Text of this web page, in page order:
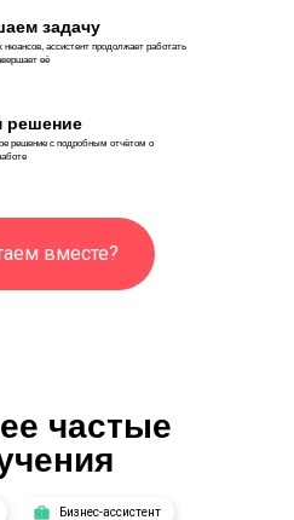
задачу
нюансов, ассистент продолжает работать
её
решение
решение с подробным отчётом о
вместе?
Бизнес-ассистент
частые